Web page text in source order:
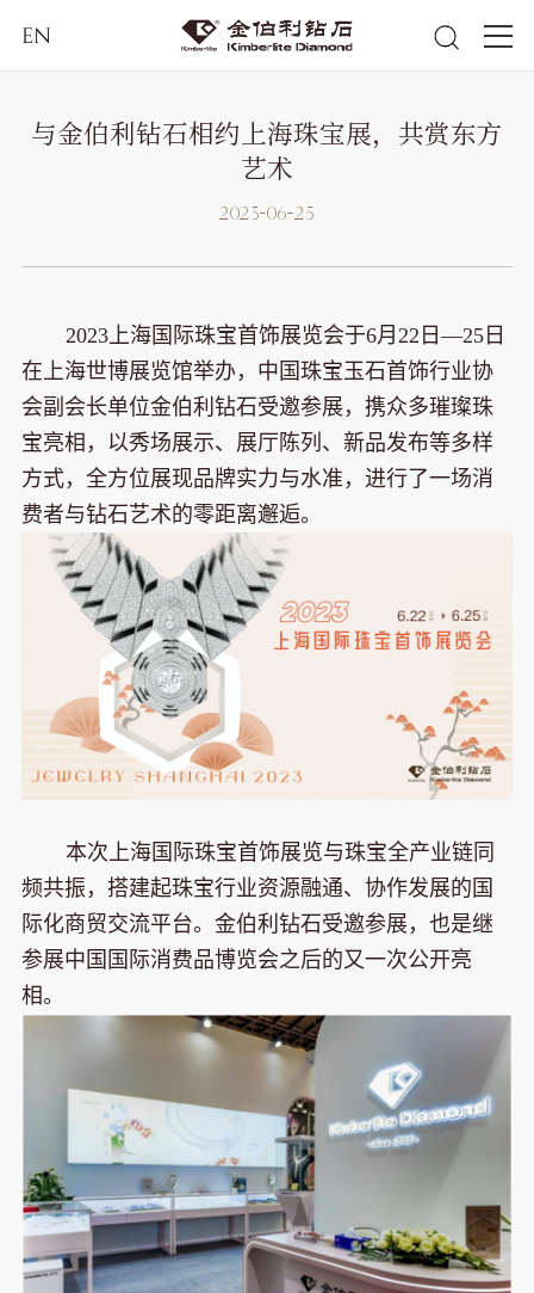
EN
与金伯利钻石相约上海珠宝展，共赏东方
艺术
2023-06-25
2023上海国际珠宝首饰展览会于6月22日—25日
在上海世博展览馆举办，中国珠宝玉石首饰行业协
会副会长单位金伯利钻石受邀参展，携众多璀璨珠
宝亮相，以秀场展示、展厅陈列、新品发布等多样
方式，全方位展现品牌实力与水准，进行了一场消
费者与钻石艺术的零距离邂逅。
本次上海国际珠宝首饰展览与珠宝全产业链同
频共振，搭建起珠宝行业资源融通、协作发展的国
际化商贸交流平台。金伯利钻石受邀参展，也是继
参展中国国际消费品博览会之后的又一次公开亮
相。